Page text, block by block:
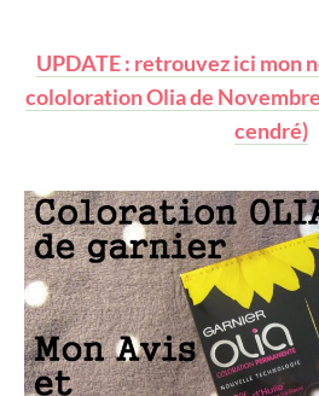
UPDATE : retrouvez ici mon
cololoration Olia de
cendré)